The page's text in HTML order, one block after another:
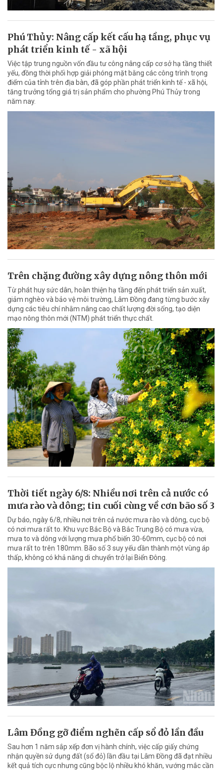
Phú Thủy: Nâng cấp kết cấu hạ tầng, phục vụ
phát triển kinh tế - xã hội
Việc tập trung nguồn vốn đầu tư công nâng cấp cơ sở hạ tầng thiết
yếu, đồng thời phối hợp giải phóng mặt bằng các công trình trọng
điểm của tỉnh trên địa bàn, đã góp phần phát triển kinh tế - xã hội,
tăng trưởng tổng giá trị sản phẩm cho phường Phú Thủy trong
năm nay.
Trên chặng đường xây dựng nông thôn mới
Từ phát huy sức dân, hoàn thiện hạ tầng đến phát triển sản xuất,
giảm nghèo và bảo vệ môi trường, Lâm Đồng đang từng bước xây
dựng các tiêu chí nhằm nâng cao chất lượng đời sống, tạo diện
mạo nông thôn mới (NTM) phát triển thực chất.
Thời tiết ngày 6/8: Nhiều nơi trên cả nước có
mưa rào và dông; tin cuối cùng về cơn bão số 3
Dự báo, ngày 6/8, nhiều nơi trên cả nước mưa rào và dông, cục bộ
có nơi mưa rất to. Khu vực Bắc Bộ và Bắc Trung Bộ có mưa vừa,
mưa to và dông với lượng mưa phổ biến 30-60mm, cục bộ có nơi
mưa rất to trên 180mm. Bão số 3 suy yếu dần thành một vùng áp
thấp, không có khả năng di chuyển trở lại Biển Đông.
Lâm Đồng gỡ điểm nghẽn cấp sổ đỏ lần đầu
Sau hơn 1 năm sắp xếp đơn vị hành chính, việc cấp giấy chứng
nhận quyền sử dụng đất (sổ đỏ) lần đầu tại Lâm Đồng đã đạt nhiều
kết quả tích cực nhưng cũng bộc lộ nhiều khó khăn, vướng mắc cần